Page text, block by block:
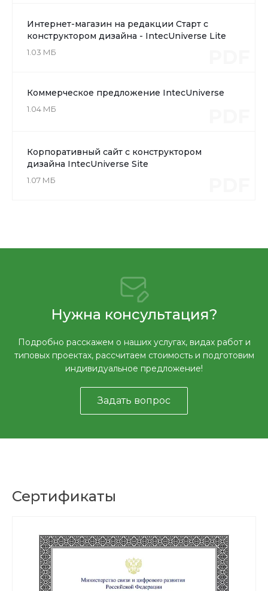
Интернет-магазин на редакции Старт с
конструктором дизайна - IntecUniverse Lite
1.03 МБ
Коммерческое предложение IntecUniverse
1.04 МБ
Корпоративный сайт с конструктором
дизайна IntecUniverse Site
1.07 МБ
Нужна консультация?
Подробно расскажем о наших услугах, видах работ и
типовых проектах, рассчитаем стоимость и подготовим
индивидуальное предложение!
Задать вопрос
Сертификаты